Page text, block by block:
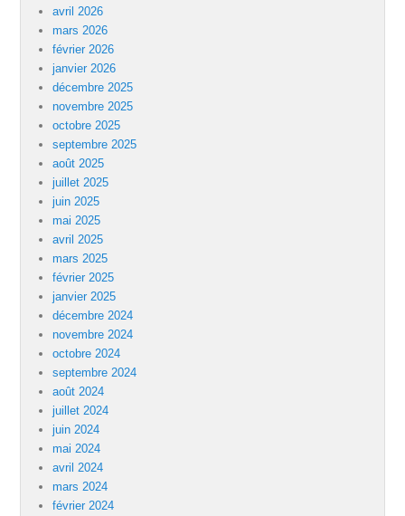
avril 2026
mars 2026
février 2026
janvier 2026
décembre 2025
novembre 2025
octobre 2025
septembre 2025
août 2025
juillet 2025
juin 2025
mai 2025
avril 2025
mars 2025
février 2025
janvier 2025
décembre 2024
novembre 2024
octobre 2024
septembre 2024
août 2024
juillet 2024
juin 2024
mai 2024
avril 2024
mars 2024
février 2024